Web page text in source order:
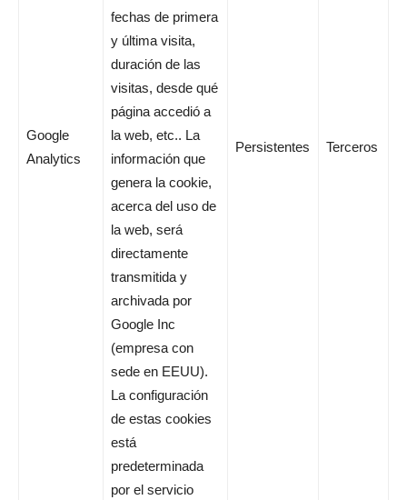
Google
Analytics
fechas de primera
y última visita,
duración de las
visitas, desde qué
página accedió a
la web, etc.. La
información que
genera la cookie,
acerca del uso de
la web, será
directamente
transmitida y
archivada por
Google Inc
(empresa con
sede en EEUU).
La configuración
de estas cookies
está
predeterminada
por el servicio
Persistentes Terceros